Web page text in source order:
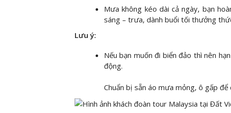
Mưa không kéo dài cả ngày, bạn
sáng – trưa, dành buổi tối thưởng
Lưu ý:
Nếu bạn muốn đi biển đảo thì nên
động.
Chuẩn bị sẵn áo mưa mỏng, ô gấp